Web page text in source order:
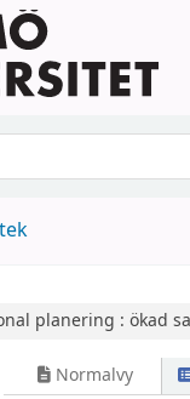
katalogen
planering : ökad
Normalvy